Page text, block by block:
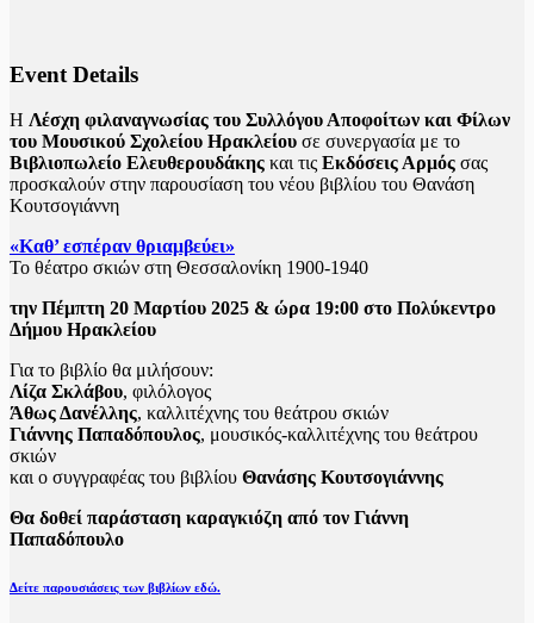
Event Details
H Λέσχη φιλαναγνωσίας του Συλλόγου Αποφοίτων και Φίλων
του Μουσικού Σχολείου Ηρακλείου σε συνεργασία με το
Βιβλιοπωλείο Ελευθερουδάκης και τις Εκδόσεις Αρμός σας
προσκαλούν στην παρουσίαση του νέου βιβλίου του Θανάση
Κουτσογιάννη
«Καθ’ εσπέραν θριαμβεύει»
Το θέατρο σκιών στη Θεσσαλονίκη 1900-1940
την Πέμπτη 20 Μαρτίου 2025 & ώρα 19:00 στο Πολύκεντρο
Δήμου Ηρακλείου
Για το βιβλίο θα μιλήσουν:
Λίζα Σκλάβου, φιλόλογος
Άθως Δανέλλης, καλλιτέχνης του θεάτρου σκιών
Γιάννης Παπαδόπουλος, μουσικός-καλλιτέχνης του θεάτρου
σκιών
και ο συγγραφέας του βιβλίου Θανάσης Κουτσογιάννης
Θα δοθεί παράσταση καραγκιόζη από τον Γιάννη
Παπαδόπουλο
Δείτε παρουσιάσεις των βιβλίων εδώ.